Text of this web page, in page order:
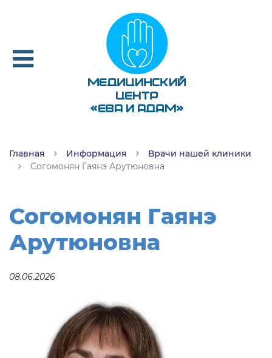
Главная Информация
Врачи нашей клиники
Согомонян Гаянэ Арутюновна
Согомонян Гаянэ
Арутюновна
08.06.2026